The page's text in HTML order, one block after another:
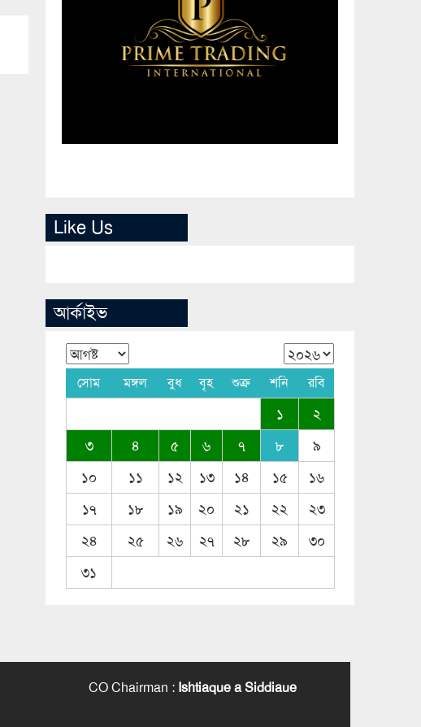
Like Us
আর্কাইভ
সোম মঙ্গল বুধ বৃহ শুক্র শনি রবি
১
২
৩
৪ ৫ ৬ ৭ ৮
৯
১০
১১ ১২ ১৩ ১৪ ১৫
১৬
১৭
১৮ ১৯ ২০ ২১ ২২
২৩
২৪
২৫ ২৬ ২৭ ২৮ ২৯
৩০
৩১
CO Chairman : Ishtiaque a Siddiaue